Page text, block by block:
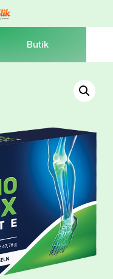
Butik